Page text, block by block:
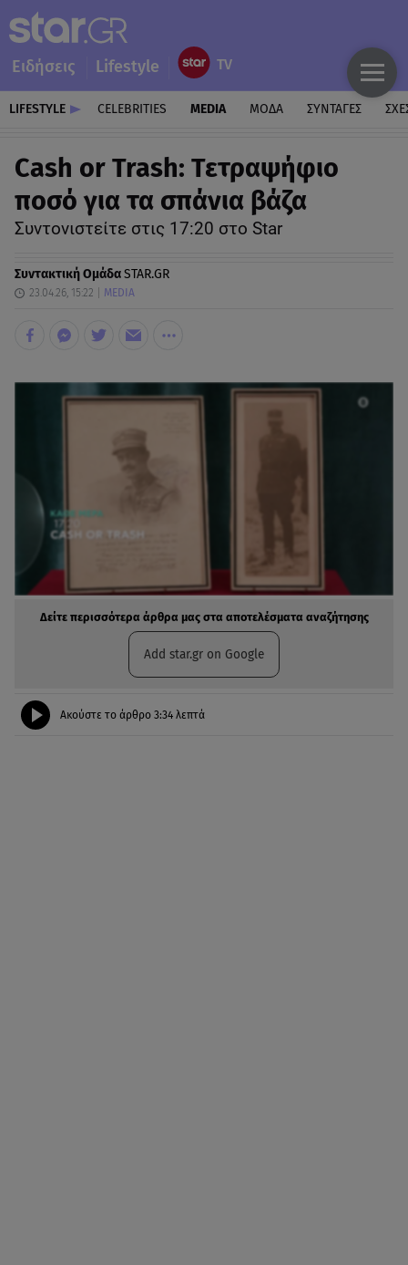
Ειδήσεις Lifestyle
LIFESTYLE CELEBRITIES MEDIA ΜΟΔΑ ΣΥΝΤΑΓΕΣ
Cash or Trash: Τετραψήφιο
ποσό για τα σπάνια βάζα
Συντονιστείτε στις 17:20 στο Star
Συντακτική ΟμάδαSTAR.GR
23.04.26, 15:22 MEDIA
Δείτε περισσότερα άρθρα μας στα αποτελέσματα αναζήτησης
Add star.gr on Google
Ακούστε το άρθρο 3:34 λεπτά